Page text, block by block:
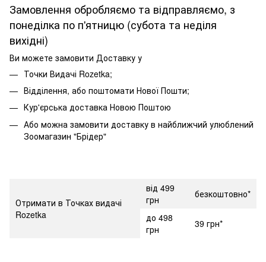
Замовлення обробляємо та відправляємо, з
понеділка по п'ятницю (субота та неділя
вихідні)
Ви можете замовити Доставку у
Точки Видачі Rozetka;
Відділення, або поштомати Нової Пошти;
Кур'єрська доставка Новою Поштою
Або можна замовити доставку в найближчий улюблений
Зоомагазин "Брідер"
Отримати в Точках видачі
Rozetka
від 499
грн
безкоштовно*
до 498
грн
39 грн*